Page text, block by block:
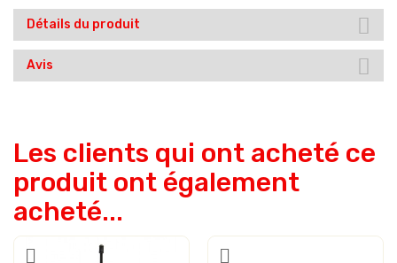
Détails du produit
Avis
Les clients qui ont acheté ce
produit ont également
acheté...